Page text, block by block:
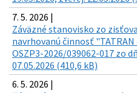
7. 5. 2026 |
Záväzné stanovisko zo
navrhovanú činnosť "TATRAN
OSZP3-2026/039062-017 zo
07.05.2026 (410,6 kB)
6. 5. 2026 |